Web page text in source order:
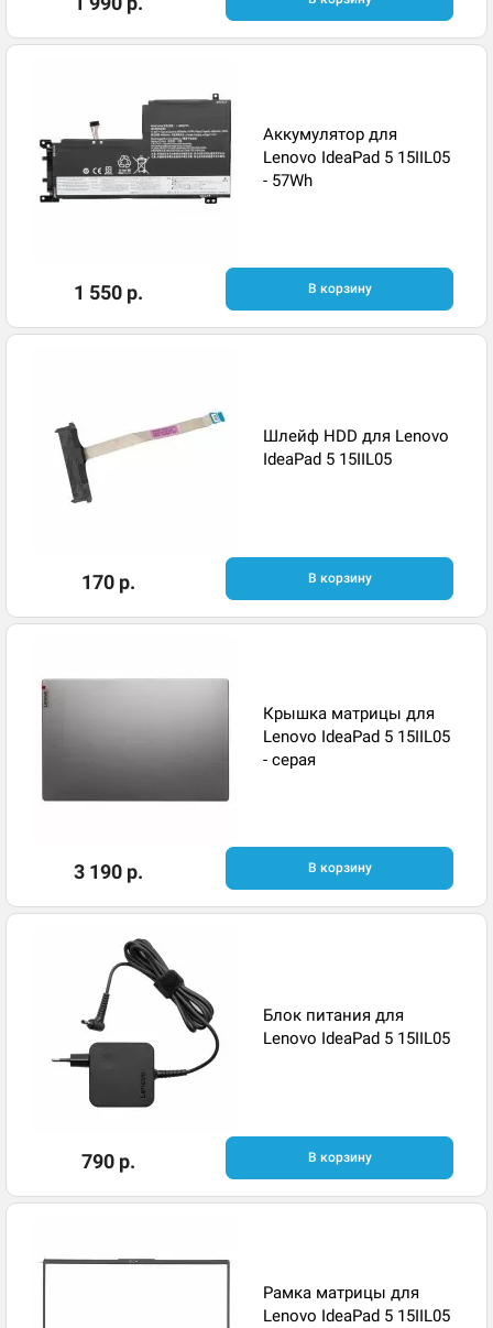
Аккумулятор для
Lenovo IdeaPad 5 15IIL05
- 57Wh
1 550 р. В корзину
Шлейф HDD для Lenovo
IdeaPad 5 15IIL05
170 р. В корзину
Крышка матрицы для
Lenovo IdeaPad 5 15IIL05
- серая​
3 190 р. В корзину
Блок питания для
Lenovo IdeaPad 5 15IIL05
790 р. В корзину
Рамка матрицы для
Lenovo IdeaPad 5 15IIL05